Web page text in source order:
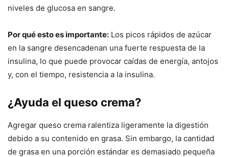
niveles de glucosa en sangre.
Por qué esto es importante: Los picos rápidos de azúcar
en la sangre desencadenan una fuerte respuesta de la
insulina, lo que puede provocar caídas de energía, antojos
y, con el tiempo, resistencia a la insulina.
¿Ayuda el queso crema?
Agregar queso crema ralentiza ligeramente la digestión
debido a su contenido en grasa. Sin embargo, la cantidad
de grasa en una porción estándar es demasiado pequeña